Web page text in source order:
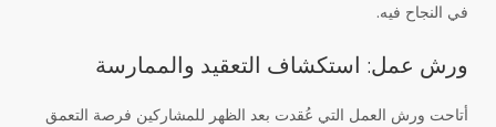
في النجاح فيه.
ورش عمل: استكشاف التعقيد والممارسة
أتاحت ورش العمل التي عُقدت بعد الظهر للمشاركين فرصة التعمق